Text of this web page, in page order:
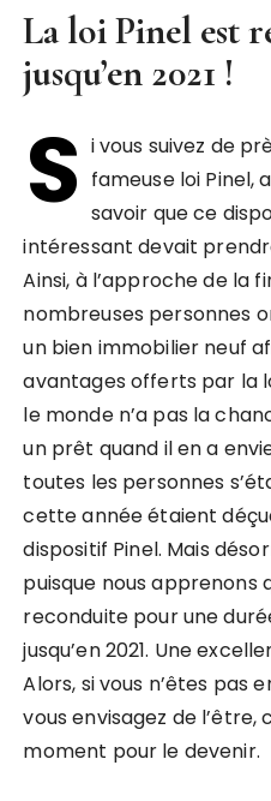
La loi Pinel est
jusqu’en 2021 !
S i vous suivez de
fameuse loi Pinel,
savoir que ce
intéressant devait
Ainsi, à l’approche de la
nombreuses personnes
un bien immobilier neuf
avantages offerts par la
le monde n’a pas la
un prêt quand il en a
toutes les personnes
cette année étaient
dispositif Pinel. Mais
puisque nous apprenons
reconduite pour une
jusqu’en 2021. Une
Alors, si vous n’êtes pas
vous envisagez de
moment pour le devenir.